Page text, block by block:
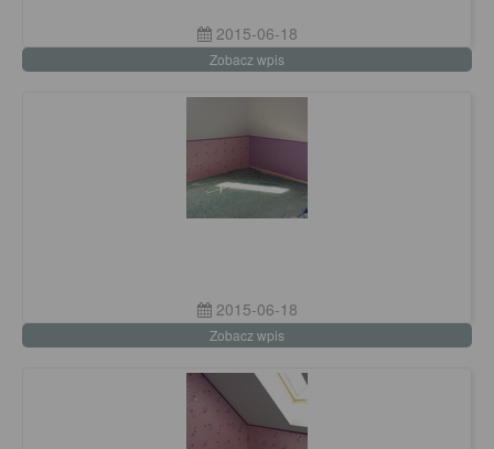
2015-06-18
Zobacz wpis
2015-06-18
Zobacz wpis